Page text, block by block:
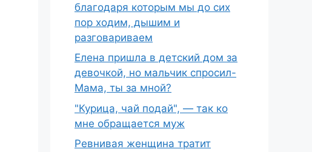
благодаря которым мы до сих
пор ходим, дышим и
разговариваем
Елена пришла в детский дом за
девочкой, но мальчик спросил-
Мама, ты за мной?
"Курица, чай подай", — так ко
мне обращается муж
Ревнивая женщина тратит